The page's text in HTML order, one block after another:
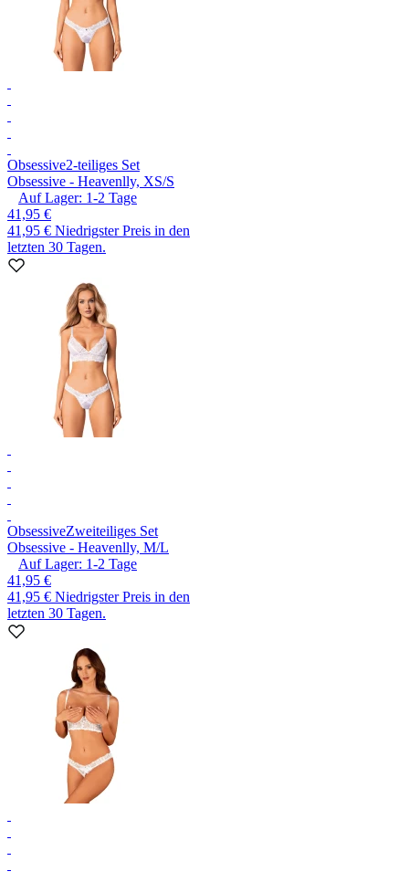
Obsessive2-teiliges Set
Obsessive - Heavenlly, XS/S
Auf Lager: 1-2 Tage
41,95 €
41,95 € Niedrigster Preis in den
letzten 30 Tagen.
ObsessiveZweiteiliges Set
Obsessive - Heavenlly, M/L
Auf Lager: 1-2 Tage
41,95 €
41,95 € Niedrigster Preis in den
letzten 30 Tagen.